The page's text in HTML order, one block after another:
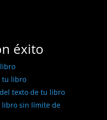
éxito
tu libro
texto de tu libro
libro sin límite de